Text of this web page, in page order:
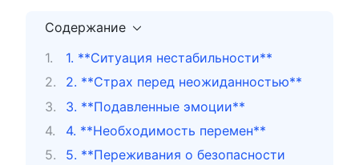
Содержание
1. **Ситуация нестабильности**
2. **Страх перед неожиданностью**
3. **Подавленные эмоции**
4. **Необходимость перемен**
5. **Переживания о безопасности